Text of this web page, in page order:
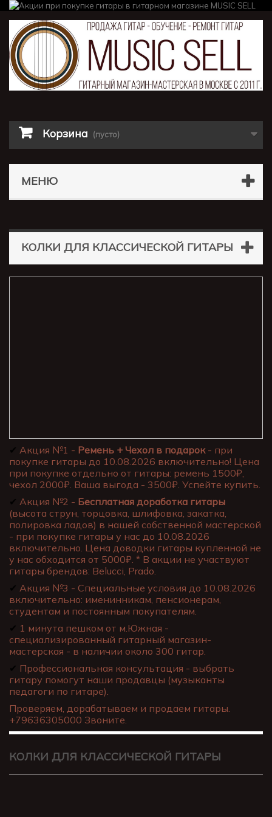
Корзина (пусто)
МЕНЮ
КОЛКИ ДЛЯ КЛАССИЧЕСКОЙ ГИТАРЫ
✔ Акция №1 - Ремень + Чехол в подарок- при
покупке гитары до 10.08.2026 включительно! Цена
при покупке отдельно от гитары: ремень 1500₽,
чехол 2000₽. Ваша выгода - 3500₽. Успейте купить.
✔ Акция №2 - Бесплатная доработка гитары
(высота струн, торцовка, шлифовка, закатка,
полировка ладов) в нашей собственной мастерской
- при покупке гитары у нас до 10.08.2026
включительно. Цена доводки гитары купленной не
у нас обходится от 5000₽. * В акции не участвуют
гитары брендов: Belucci, Prado.
✔ Акция №3 - Специальные условия до 10.08.2026
включительно: именинникам, пенсионерам,
студентам и постоянным покупателям.
✔ 1 минута пешком от м.Южная -
специализированный гитарный магазин-
мастерская - в наличии около 300 гитар.
✔ Профессиональная консультация - выбрать
гитару помогут наши продавцы (музыканты
педагоги по гитаре).
Проверяем, дорабатываем и продаем гитары.
+79636305000 Звоните.
КОЛКИ ДЛЯ КЛАССИЧЕСКОЙ ГИТАРЫ